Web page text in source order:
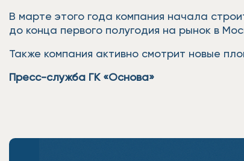
В марте этого года компания начала
до конца первого полугодия на рынок в
Также компания активно смотрит новые
Пресс-служба ГК «Основа»